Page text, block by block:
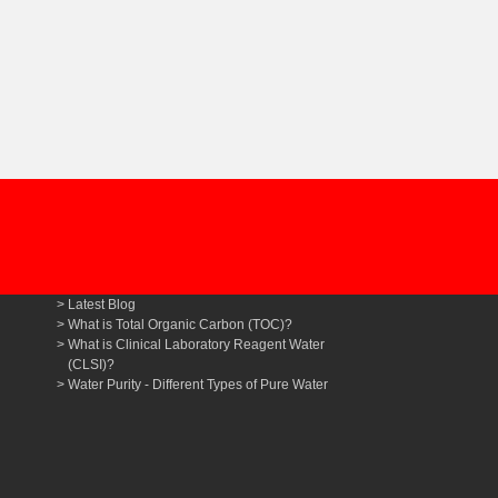
Latest Blog
What is Total Organic Carbon (TOC)?
What is Clinical Laboratory Reagent Water
(CLSI)?
Water Purity - Different Types of Pure Water